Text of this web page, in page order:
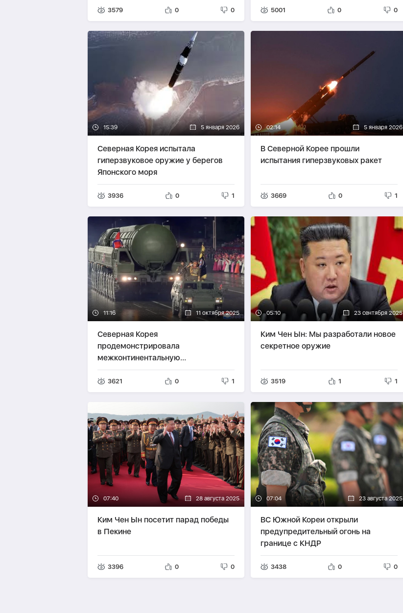
3579 0 0 5001 0 0
15:39 5 января 2026
Северная Корея испытала
гиперзвуковое оружие у берегов
Японского моря
3936 0 1
02:14 5 января 2026
В Северной Корее прошли
испытания гиперзвуковых ракет
3669 0 1
11:16 11 октября 2025
Северная Корея
продемонстрировала
межконтинентальную
баллистическую ракету на военном
параде
3621 0 1
05:10 23 сентября 2025
Ким Чен Ын: Мы разработали новое
секретное оружие
3519 1 1
07:40 28 августа 2025
Ким Чен Ын посетит парад победы
в Пекине
3396 0 0
07:04 23 августа 2025
ВС Южной Кореи открыли
предупредительный огонь на
границе с КНДР
3438 0 0